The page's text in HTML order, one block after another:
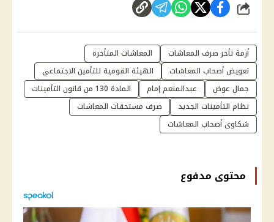
شارك
أزمة تأخر صرف المعاشات
المعاشات المتأخرة
تعويض أصحاب المعاشات
الهيئة القومية للتأمين الاجتماعي
جمال عوض
عبدالمنعم إمام
المادة 130 من قانون التأمينات
نظام التأمينات الجديد
صرف مستحقات المعاشات
شكاوى أصحاب المعاشات
محتوى مدفوع